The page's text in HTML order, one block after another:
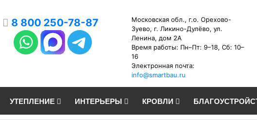
8 800 250-78-87
Московская обл., г.о. Орехово-
Зуево, г. Ликино-Дулёво, ул.
Ленина, дом 2А
Время работы: Пн–Пт: 9–18, Сб: 10–
16
Электронная почта:
info@smartbau.ru
УТЕПЛЕНИЕ ИНТЕРЬЕРЫ КРОВЛИ